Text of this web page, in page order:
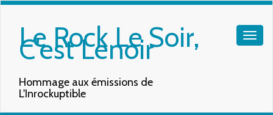
Le Rock Le Soir,
C'est Lenoir
Hommage aux émissions de
L'Inrockuptible